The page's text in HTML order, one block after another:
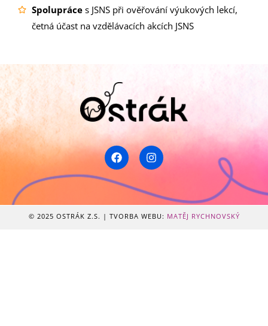
Spolupráce s JSNS při ověřování výukových lekcí,
četná účast na vzdělávacích akcích JSNS
© 2025 OSTRÁK Z.S. | TVORBA WEBU: MATĚJ RYCHNOVSKÝ